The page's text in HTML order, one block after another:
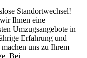
Standortwechsel!
Ihnen eine
Umzugsangebote in
Erfahrung und
uns zu Ihrem
Bei